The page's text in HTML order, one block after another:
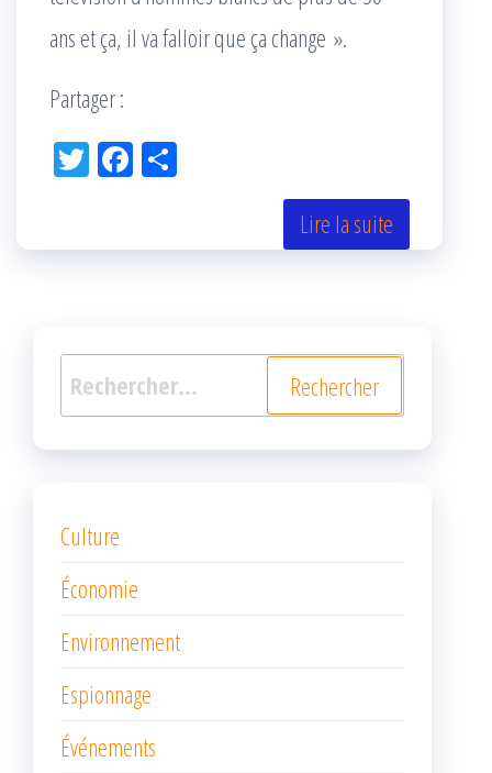
ans et ça, il va falloir que ça change ».
Partager :
Tw Fac
k r
Lire la suite
Rechercher :
Culture
Économie
Environnement
Espionnage
Événements